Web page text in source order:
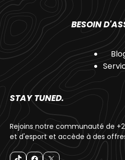
BESOIN
STAY TUNED.
Rejoins notre communauté de
et d'esport et accède à des